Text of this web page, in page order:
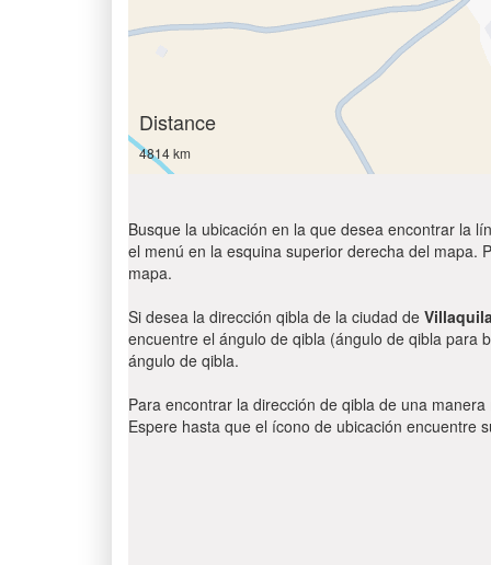
Distance
4814 km
Busque la ubicación en la que desea encontrar la
el menú en la esquina superior derecha del mapa.
mapa.
Si desea la dirección qibla de la ciudad de
encuentre el ángulo de qibla (ángulo de qibla para
ángulo de qibla.
Para encontrar la dirección de qibla de una
Espere hasta que el ícono de ubicación encuentre